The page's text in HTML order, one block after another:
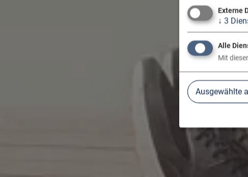
Externe
↓ 3
Alle
Mit
Ausgewählte